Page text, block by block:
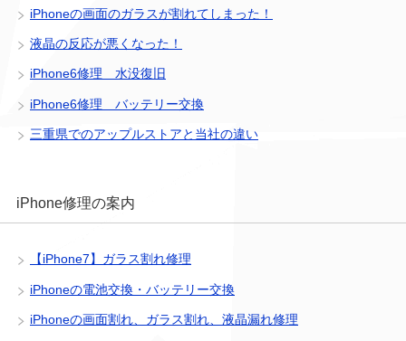
iPhoneの画面のガラスが割れてしまった！
液晶の反応が悪くなった！
iPhone6修理 水没復旧
iPhone6修理 バッテリー交換
三重県でのアップルストアと当社の違い
iPhone修理の案内
【iPhone7】ガラス割れ修理
iPhoneの電池交換・バッテリー交換
iPhoneの画面割れ、ガラス割れ、液晶漏れ修理